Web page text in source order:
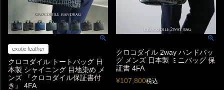
exotic leather
クロコダイル トートバッグ 日
本製 シャイニング 目地染め メ
ンズ 『クロコダイル保証書付
き』 4FA
クロコダイル 2way ハンドバッ
グ メンズ 日本製 ミニバッグ 保
証書 4FA
¥107,800税込